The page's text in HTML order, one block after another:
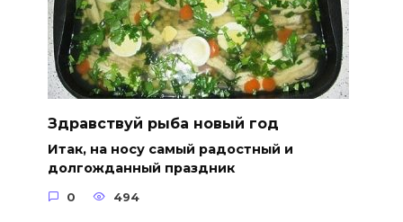
Здравствуй рыба новый год
Итак, на носу самый радостный и
долгожданный праздник
0 494